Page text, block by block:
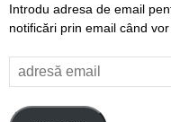
Introdu adresa de email
notificări prin email când
adresă
email